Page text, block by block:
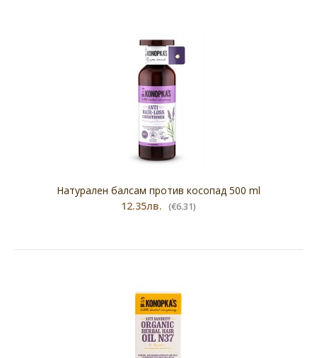
Натурален балсам против косопад 500 ml
12.35лв. (€6.31)